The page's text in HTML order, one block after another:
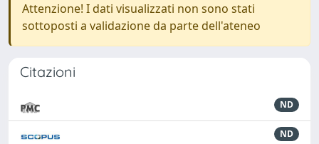
Attenzione! I dati visualizzati non sono stati
sottoposti a validazione da parte dell'ateneo
Citazioni
ND
ND